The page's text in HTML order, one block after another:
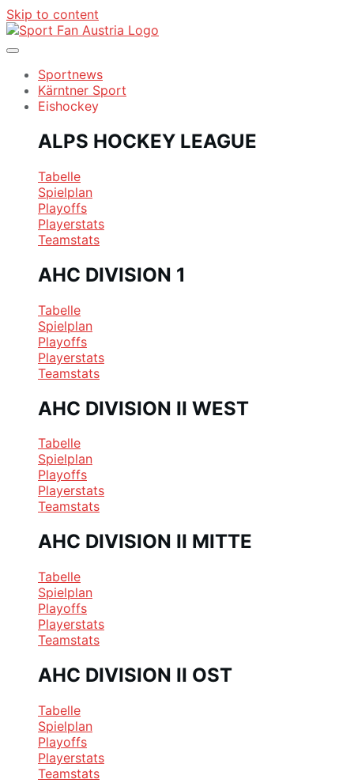
Skip to content
Sportnews
Kärntner Sport
Eishockey
ALPS HOCKEY LEAGUE
Tabelle
Spielplan
Playoffs
Playerstats
Teamstats
AHC DIVISION 1
Tabelle
Spielplan
Playoffs
Playerstats
Teamstats
AHC DIVISION II WEST
Tabelle
Spielplan
Playoffs
Playerstats
Teamstats
AHC DIVISION II MITTE
Tabelle
Spielplan
Playoffs
Playerstats
Teamstats
AHC DIVISION II OST
Tabelle
Spielplan
Playoffs
Playerstats
Teamstats